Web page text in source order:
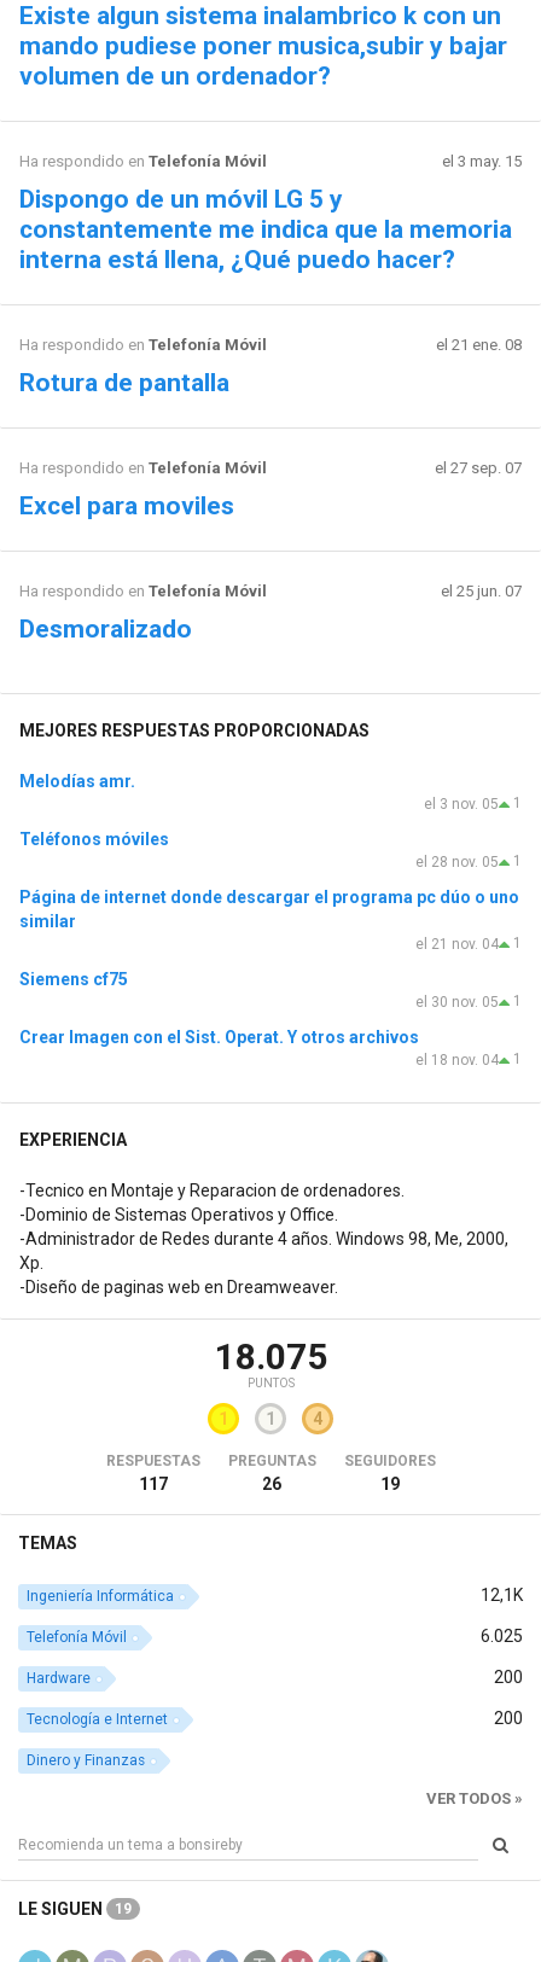
Existe algun sistema inalambrico k con un
mando pudiese poner musica,subir y bajar
volumen de un ordenador?
Ha respondido en Telefonía Móvil el 3 may. 15
Dispongo de un móvil LG 5 y
constantemente me indica que la memoria
interna está llena, ¿Qué puedo hacer?
Ha respondido en Telefonía Móvil el 21 ene. 08
Rotura de pantalla
Ha respondido en Telefonía Móvil el 27 sep. 07
Excel para moviles
Ha respondido en Telefonía Móvil el 25 jun. 07
Desmoralizado
MEJORES RESPUESTAS PROPORCIONADAS
Melodías amr.
1
el 3 nov. 05
Teléfonos móviles
1
el 28 nov. 05
Página de internet donde descargar el programa pc dúo o uno
similar
1
el 21 nov. 04
Siemens cf75
1
el 30 nov. 05
Crear Imagen con el Sist. Operat. Y otros archivos
1
el 18 nov. 04
EXPERIENCIA
-Tecnico en Montaje y Reparacion de ordenadores.
-Dominio de Sistemas Operativos y Office.
-Administrador de Redes durante 4 años. Windows 98, Me, 2000,
Xp.
-Diseño de paginas web en Dreamweaver.
18.075
PUNTOS
1 1 4
RESPUESTAS
117
PREGUNTAS
26
SEGUIDORES
19
TEMAS
12,1K
Ingeniería Informática
6.025
Telefonía Móvil
200
Hardware
200
Tecnología e Internet
Dinero y Finanzas
VER TODOS »
LE SIGUEN 19